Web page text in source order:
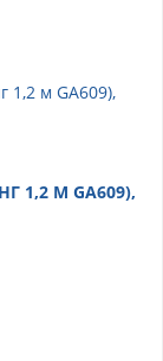
1,2 М GA609),